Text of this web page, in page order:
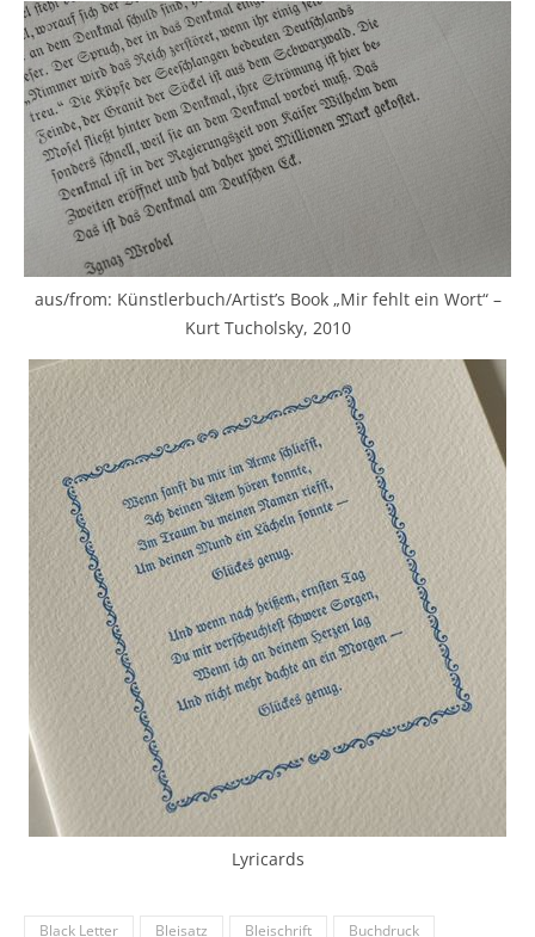
aus/from: Künstlerbuch/Artist’s Book „Mir fehlt ein Wort“ –
Kurt Tucholsky, 2010
Lyricards
Black Letter Bleisatz Bleischrift
Buchdruck